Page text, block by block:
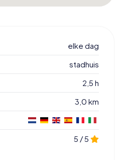
elke dag
stadhuis
2,5 h
3,0 km
5 / 5